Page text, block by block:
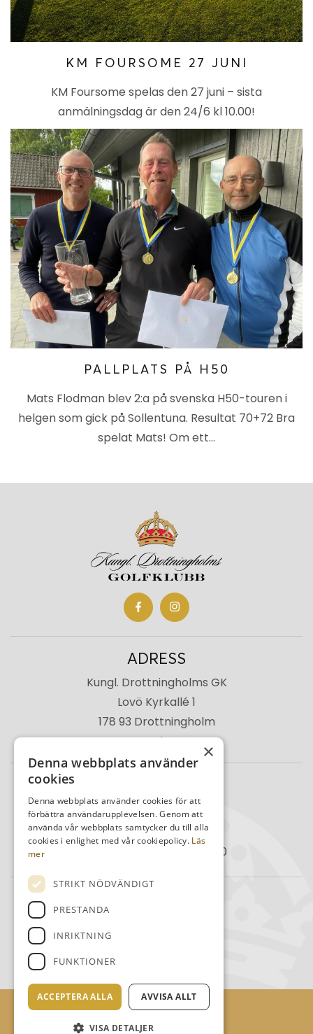
KM FOURSOME 27 JUNI
KM Foursome spelas den 27 juni – sista
anmälningsdag är den 24/6 kl 10.00!
PALLPLATS PÅ H50
Mats Flodman blev 2:a på svenska H50-touren i
helgen som gick på Sollentuna. Resultat 70+72 Bra
spelat Mats! Om ett…
ADRESS
Kungl. Drottningholms GK
Lovö Kyrkallé 1
178 93 Drottningholm
Sverige
Kansli08-759 03 11
Reception08-759 00 85
08-759 07 50
lovobistro@kdrgk.se
© Kungl. Drottningholms Gk
Administration
×
Denna webbplats använder
cookies
Denna webbplats använder cookies för att
förbättra användarupplevelsen. Genom att
använda vår webbplats samtycker du till alla
cookies i enlighet med vår cookiepolicy. Läs
mer
STRIKT NÖDVÄNDIGT
PRESTANDA
INRIKTNING
FUNKTIONER
ACCEPTERA ALLA AVVISA ALLT
VISA DETALJER